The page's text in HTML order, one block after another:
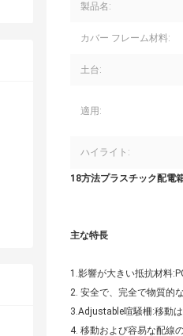
製品名:
カバー フレーム材料:
土台:
適用:
ハイライト:
18方法プラスチック配電
主な特長
1.影響が大きい抵抗材料
2. 安全で、完全で物質的
3.Adjustable喧騒柵:移動
4. 移動および容易な配線